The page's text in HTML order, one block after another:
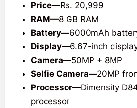
Price—Rs. 20,999
RAM—8 GB RAM
Battery—6000mAh
Display—6.67-inch
Camera—50MP + 8MP
Selfie Camera—20MP
Processor—Dimensity
processor